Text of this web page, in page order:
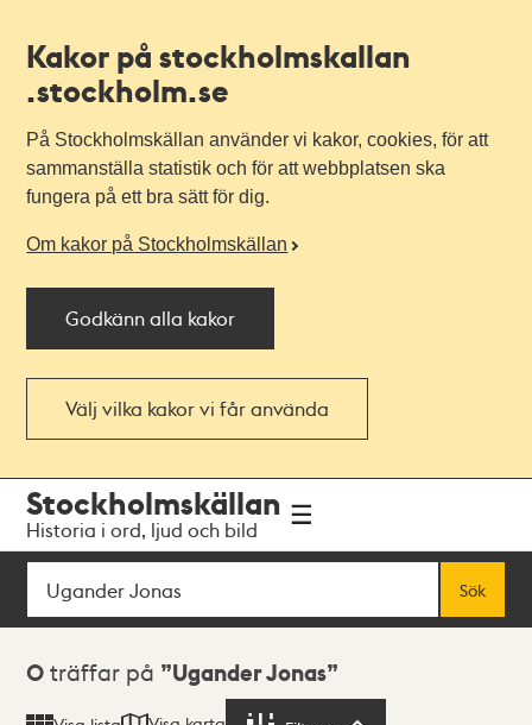
Kakor på stockholmskallan
.stockholm.se
På Stockholmskällan använder vi kakor, cookies, för att
sammanställa statistik och för att webbplatsen ska
fungera på ett bra sätt för dig.
Om kakor på Stockholmskällan
Godkänn alla kakor
Välj vilka kakor vi får använda
navigationen
huvudinnehållet
Stockholmskällan
Historia i ord, ljud och bild
Sök
Sök
Sökresultat
0 träffar på Ugander Jonas